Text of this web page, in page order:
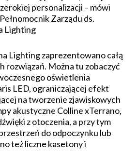
personalizacji – mówi
Zarządu ds.
Lighting
Lighting zaprezentowano całą
rozwiązań. Można tu zobaczyć
oświetlenia
LED, ograniczającej efekt
na tworzenie zjawiskowych
akustyczne Colline xTerrano,
z otoczenia, a przy tym
do odpoczynku lub
też liczne kasetony i